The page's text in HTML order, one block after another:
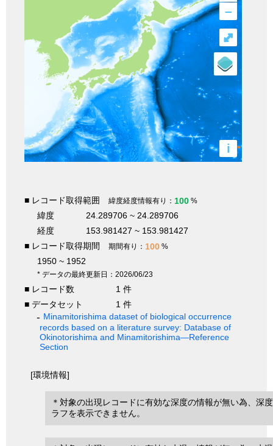
–
i
⤢
■ レコード取得範囲 緯度経度情報有り： 100 %
緯度
24.289706 ~ 24.289706
経度
153.981427 ~ 153.981427
■ レコード取得期間
期間有り： 100 %
1950 ~ 1952
* データの最終更新日：2026/06/23
■ レコード数
1 件
■ データセット
1 件
Minamitorishima dataset of biological occurrence
records based on a literature survey: Database of
Okinotorishima and Minamitorishima—Reference
Section
[環境情報]
＊対象の出現レコードに有効な深度の情報が無い為、深
ラフを表示できません。